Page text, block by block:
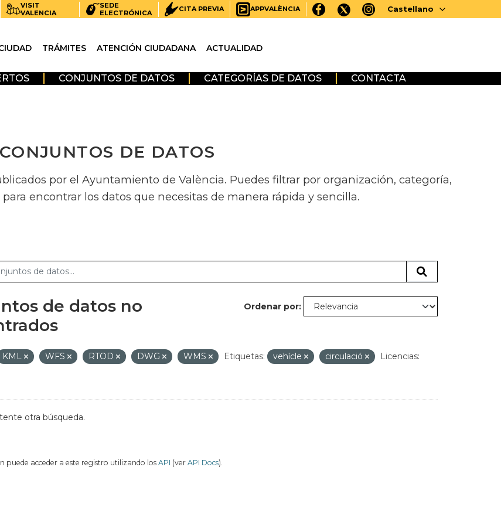
VISIT
VALENCIA
SEDE
ELECTRÓNICA
CITA PREVIA APPVALÈNCIA Castellano
TRÁMITES ATENCIÓN CIUDADANA ACTUALIDAD
CONJUNTOS DE DATOS CATEGORÍAS DE DATOS CONTACTA
CONJUNTOS DE DATOS
por el Ayuntamiento de València. Puedes filtrar por organización, categoría,
encontrar los datos que necesitas de manera rápida y sencilla.
Ordenar por
de datos no
KML WFS RTOD DWG WMS Etiquetas: vehícle circulació
Licencias:
otra búsqueda.
puede acceder a este registro utilizando los API (ver API Docs).